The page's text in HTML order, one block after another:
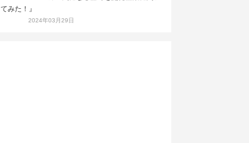
てみた！』
2024年03月29日